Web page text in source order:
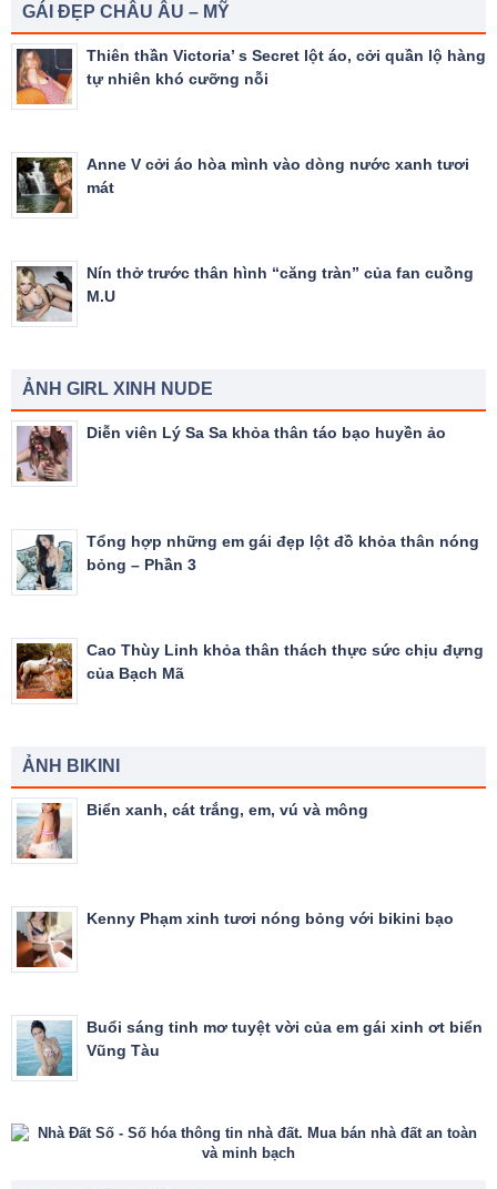
GÁI ĐẸP CHÂU ÂU – MỸ
Thiên thần Victoria’ s Secret lột áo, cởi quần lộ hàng
tự nhiên khó cưỡng nỗi
Anne V cởi áo hòa mình vào dòng nước xanh tươi
mát
Nín thở trước thân hình “căng tràn” của fan cuồng
M.U
ẢNH GIRL XINH NUDE
Diễn viên Lý Sa Sa khỏa thân táo bạo huyền ảo
Tổng hợp những em gái đẹp lột đồ khỏa thân nóng
bỏng – Phần 3
Cao Thùy Linh khỏa thân thách thực sức chịu đựng
của Bạch Mã
ẢNH BIKINI
Biển xanh, cát trắng, em, vú và mông
Kenny Phạm xinh tươi nóng bỏng với bikini bạo
Buổi sáng tinh mơ tuyệt vời của em gái xinh ơt biển
Vũng Tàu